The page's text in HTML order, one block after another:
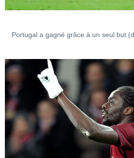
Portugal a gagné grâce à un seul but